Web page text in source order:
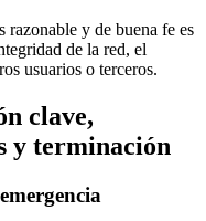
razonable y de buena fe es
de la red, el
usuarios o terceros.
clave,
y terminación